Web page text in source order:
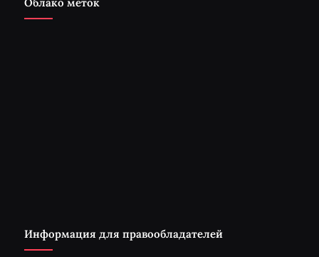
Облако меток
Информация для правообладателей